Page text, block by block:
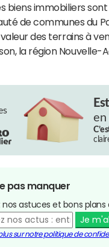
biens immobiliers
de communes du
valeur des terrains à
la région Nouvelle-
en
pas manquer
nos astuces et bons
Je
sur notre politique de